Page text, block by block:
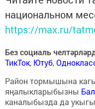
национальном
https://max.ru/
Без социаль
ТикТок, Ютуб,
Район тормышына
яңалыкларыбызны
каналыбызда да